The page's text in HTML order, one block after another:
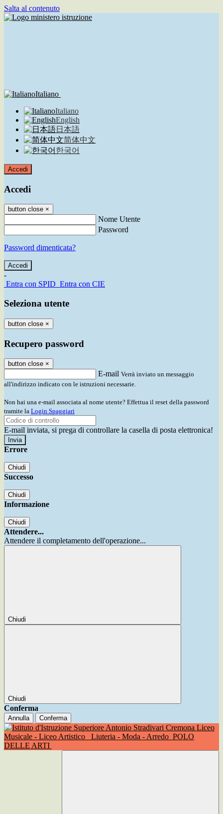
Salta al contenuto
Italiano
Italiano
English
日本語
简体中文
한국어
Accedi
Accedi
button close ×
Nome Utente
Password
Password dimenticata?
-
Entra con SPID Entra con CIE
Seleziona utente
button close ×
Recupero password
button close ×
E-mail Verrà inviato un messaggio
all'indirizzo indicato con le istruzioni necessarie.
Non hai una e-mail associata al nome utente? Effettua il reset della password
tramite la Login Spaggiari
E-mail inviata, si prega di controllare la casella di posta elettronica!
Errore
Chiudi
Successo
Chiudi
Informazione
Chiudi
Attendere...
Attendere il completamento dell'operazione...
Chiudi
Chiudi
Conferma
Annulla Conferma
Liceo
Musicale - Liceo Artistico
Liuteria - Moda - Arredo POLO
DELLE ARTI